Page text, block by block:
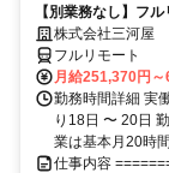
【別業務なし】フ
株式会社三河屋
フルリモート
月給251,370円～
勤務時間詳細 実
り18日 〜 20日
業は基本月20時
仕事内容